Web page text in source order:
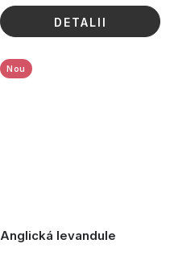
DETALII
Anglická levandule
Nou